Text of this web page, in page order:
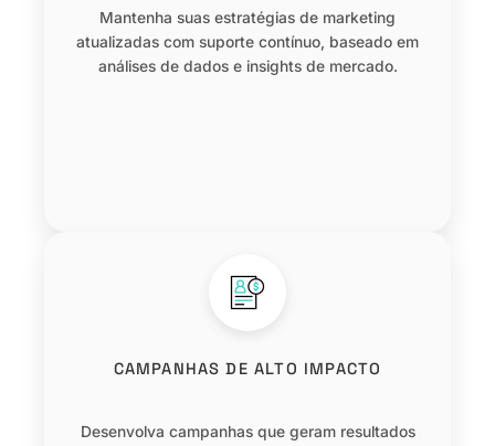
Mantenha suas estratégias de marketing
atualizadas com suporte contínuo, baseado em
análises de dados e insights de mercado.
CAMPANHAS DE ALTO IMPACTO
Desenvolva campanhas que geram resultados